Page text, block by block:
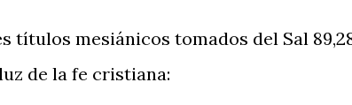
títulos mesiánicos tomados del Sal
de la fe cristiana: